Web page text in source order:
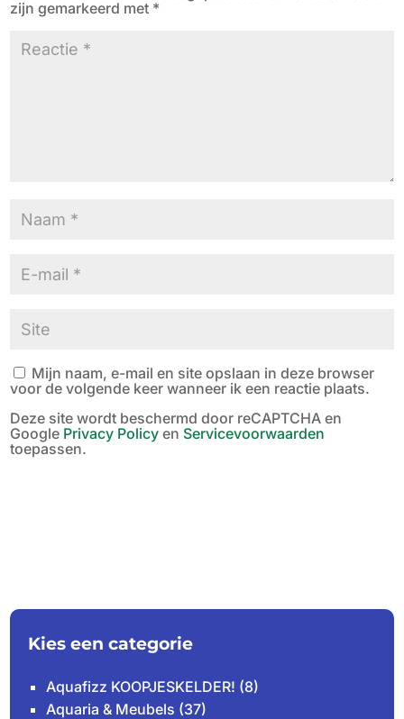
zijn gemarkeerd met *
Mijn naam, e-mail en site opslaan in deze browser
voor de volgende keer wanneer ik een reactie plaats.
Deze site wordt beschermd door reCAPTCHA en
Google Privacy Policy en Servicevoorwaarden
toepassen.
Kies een categorie
Aquafizz KOOPJESKELDER! (8)
Aquaria & Meubels (37)